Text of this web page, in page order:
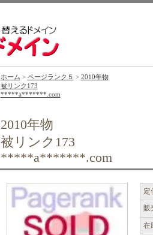
ホーム > ページランク５ > 2010年物
被リンク173
*****a*******.com
2010年物
被リンク173
*****a*******.com
定
販
在